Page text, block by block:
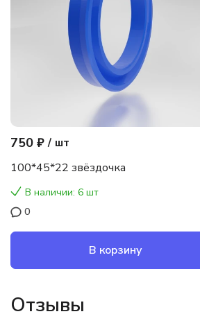
750 ₽ / шт
100*45*22 звёздочка
В наличии: 6 шт
0
В корзину
Отзывы